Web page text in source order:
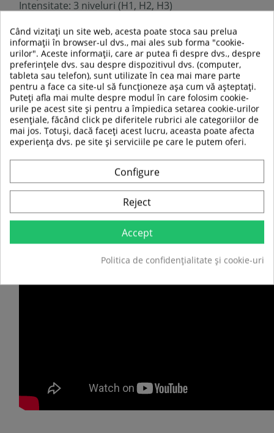
Intensitate: 3 niveluri (H1, H2, H3)
sau la ambele capete)
Functie incalzire: pornire/oprire
Oprire: tineti apasat timp de 4 secunde butonul
Power Heat
Efectele utilizarii mesei de inversie:
Prevenirea si tratarea durerilor de spate
Eliberarea tensiunii musculare
Eliberarea cailor respiratorii
Imbunatateste circulatia sanguina la membrele
inferioare
Amelioreaza durerile articulare
Când vizitați un site web, acesta poate stoca sau prelua
informații în browser-ul dvs., mai ales sub forma "cookie-
urilor". Aceste informații, care ar putea fi despre dvs., despre
preferințele dvs. sau despre dispozitivul dvs. (computer,
tableta sau telefon), sunt utilizate în cea mai mare parte
pentru a face ca site-ul să funcționeze așa cum vă așteptați.
Puteți afla mai multe despre modul în care folosim cookie-
urile pe acest site și pentru a împiedica setarea cookie-urilor
esențiale, făcând click pe diferitele rubrici ale categoriilor de
mai jos. Totuși, dacă faceți acest lucru, aceasta poate afecta
experiența dvs. pe site și serviciile pe care le putem oferi.
Configure
Reject
Accept
Politica de confidențialitate și cookie-uri